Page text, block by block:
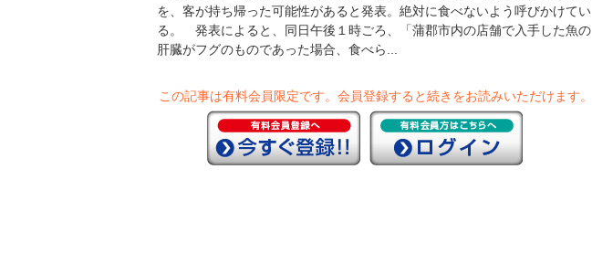
を、客が持ち帰った可能性があると発表。絶対に食べないよう呼びかけてい
る。 発表によると、同日午後１時ごろ、「蒲郡市内の店舗で入手した魚の
肝臓がフグのものであった場合、食べら...
この記事は有料会員限定です。 会員登録すると続きをお読みいただけます。